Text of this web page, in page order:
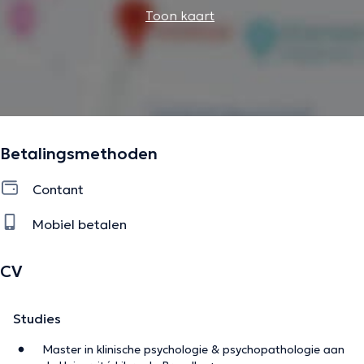
Toon kaart
Betalingsmethoden
Contant
Mobiel betalen
CV
Studies
Master in klinische psychologie & psychopathologie aan